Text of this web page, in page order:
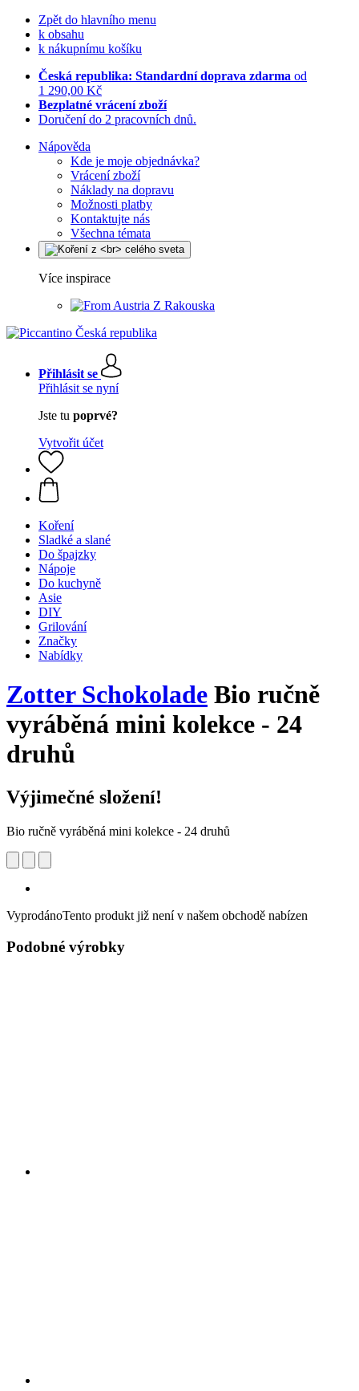
Zpět do hlavního menu
k obsahu
k nákupnímu košíku
Česká republika: Standardní doprava zdarma od
1 290,00 Kč
Bezplatné vrácení zboží
Doručení do 2 pracovních dnů.
Nápověda
Kde je moje objednávka?
Vrácení zboží
Náklady na dopravu
Možnosti platby
Kontaktujte nás
Všechna témata
Více inspirace
Z Rakouska
Přihlásit se
Přihlásit se nyní
Jste tu poprvé?
Vytvořit účet
Koření
Sladké a slané
Do špajzky
Nápoje
Do kuchyně
Asie
DIY
Grilování
Značky
Nabídky
Zotter Schokolade Bio ručně
vyráběná mini kolekce - 24
druhů
Výjimečné složení!
Bio ručně vyráběná mini kolekce - 24 druhů
VyprodánoTento produkt již není v našem obchodě nabízen
Podobné výrobky